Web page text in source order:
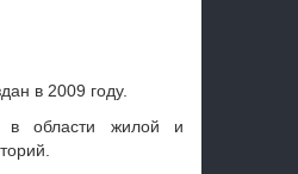
в 2009 году.
в области жилой и